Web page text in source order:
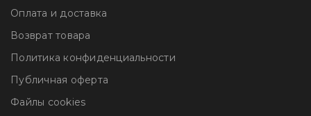
Оплата и доставка
Возврат товара
Политика конфиденциальности
Публичная оферта
Файлы сookies